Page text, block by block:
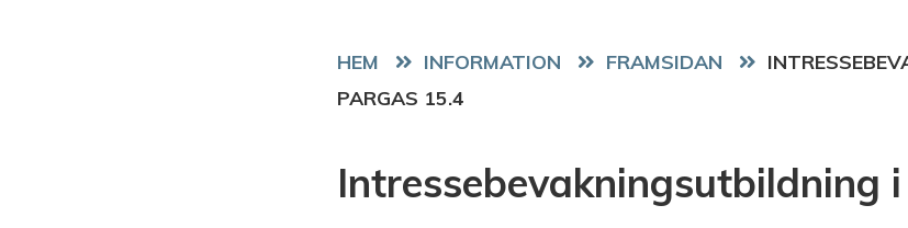
HEM FRAMSIDAN
PARGAS 15.4
Intressebevakningsutbildning